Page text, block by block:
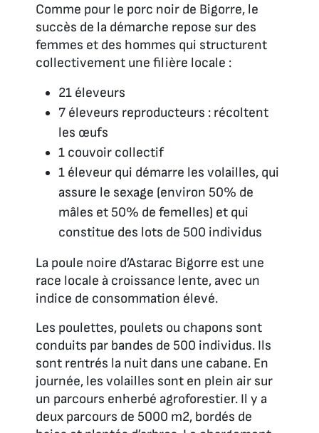
Comme pour le porc noir de Bigorre, le
succès de la démarche repose sur des
femmes et des hommes qui structurent
collectivement une filière locale :
21 éleveurs
7 éleveurs reproducteurs : récoltent
les œufs
1 couvoir collectif
1 éleveur qui démarre les volailles, qui
assure le sexage (environ 50% de
mâles et 50% de femelles) et qui
constitue des lots de 500 individus
La poule noire d’Astarac Bigorre est une
race locale à croissance lente, avec un
indice de consommation élevé.
Les poulettes, poulets ou chapons sont
conduits par bandes de 500 individus. Ils
sont rentrés la nuit dans une cabane. En
journée, les volailles sont en plein air sur
un parcours enherbé agroforestier. Il y a
deux parcours de 5000 m2, bordés de